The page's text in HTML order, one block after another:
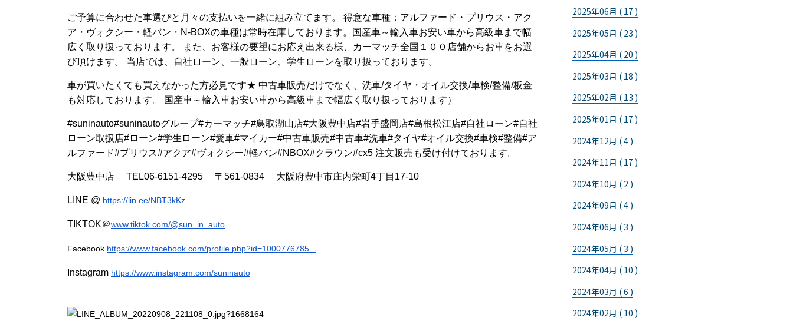
ご予算に合わせた車選びと月々の支払いを一緒に組み立てます。 得意な車種：アルファード・プリウス・アク
ア・ヴォクシー・軽バン・N-BOXの車種は常時在庫しております。国産車～輸入車お安い車から高級車まで幅
広く取り扱っております。 また、お客様の要望にお応え出来る様、カーマッチ全国１００店舗からお車をお選
び頂けます。 当店では、自社ローン、一般ローン、学生ローンを取り扱っております。
車が買いたくても買えなかった方必見です★ 中古車販売だけでなく、洗車/タイヤ・オイル交換/車検/整備/板金
も対応しております。 国産車～輸入車お安い車から高級車まで幅広く取り扱っております）
#suninauto#suninautoグループ#カーマッチ#鳥取湖山店#大阪豊中店#岩手盛岡店#島根松江店#自社ローン#自社
ローン取扱店#ローン#学生ローン#愛車#マイカー#中古車販売#中古車#洗車#タイヤ#オイル交換#車検#整備#ア
ルファード#プリウス#アクア#ヴォクシー#軽バン#NBOX#クラウン#cx5 注文販売も受け付けております。
大阪豊中店 TEL06-6151-4295 〒561-0834 大阪府豊中市庄内栄町4丁目17-10
LINE @ https://lin.ee/NBT3kKz
TIKTOK＠www.tiktok.com/@sun_in_auto
Facebook https://www.facebook.com/profile.php?id=1000776785...
Instagram https://www.instagram.com/suninauto
2025年06月 ( 17 )
2025年05月 ( 23 )
2025年04月 ( 20 )
2025年03月 ( 18 )
2025年02月 ( 13 )
2025年01月 ( 17 )
2024年12月 ( 4 )
2024年11月 ( 17 )
2024年10月 ( 2 )
2024年09月 ( 4 )
2024年06月 ( 3 )
2024年05月 ( 3 )
2024年04月 ( 10 )
2024年03月 ( 6 )
2024年02月 ( 10 )